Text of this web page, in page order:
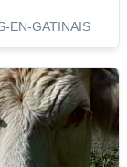
EN-GATINAIS